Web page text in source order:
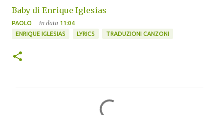
Baby di Enrique Iglesias
PAOLO in data 11:04
ENRIQUE IGLESIAS
LYRICS TRADUZIONI CANZONI